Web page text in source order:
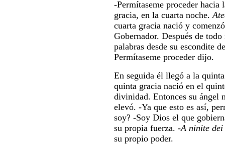
-Permítaseme proceder
gracia, en la cuarta noche.
cuarta gracia nació y
Gobernador. Después de
palabras desde su escondite
Permítaseme proceder dijo.
En seguida él llegó a la
quinta gracia nació en el
divinidad. Entonces su ángel
elevó. -Ya que esto es así,
soy? -Soy Dios el que
su propia fuerza. -A ninite dei
su propio poder.